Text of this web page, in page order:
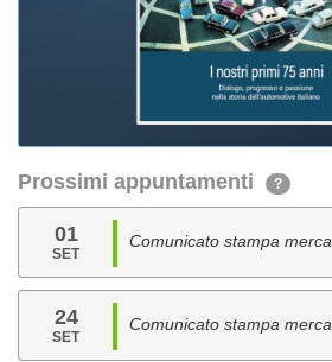
Prossimi appuntamenti ?
01
SET
Comunicato stampa
24
SET
Comunicato stampa